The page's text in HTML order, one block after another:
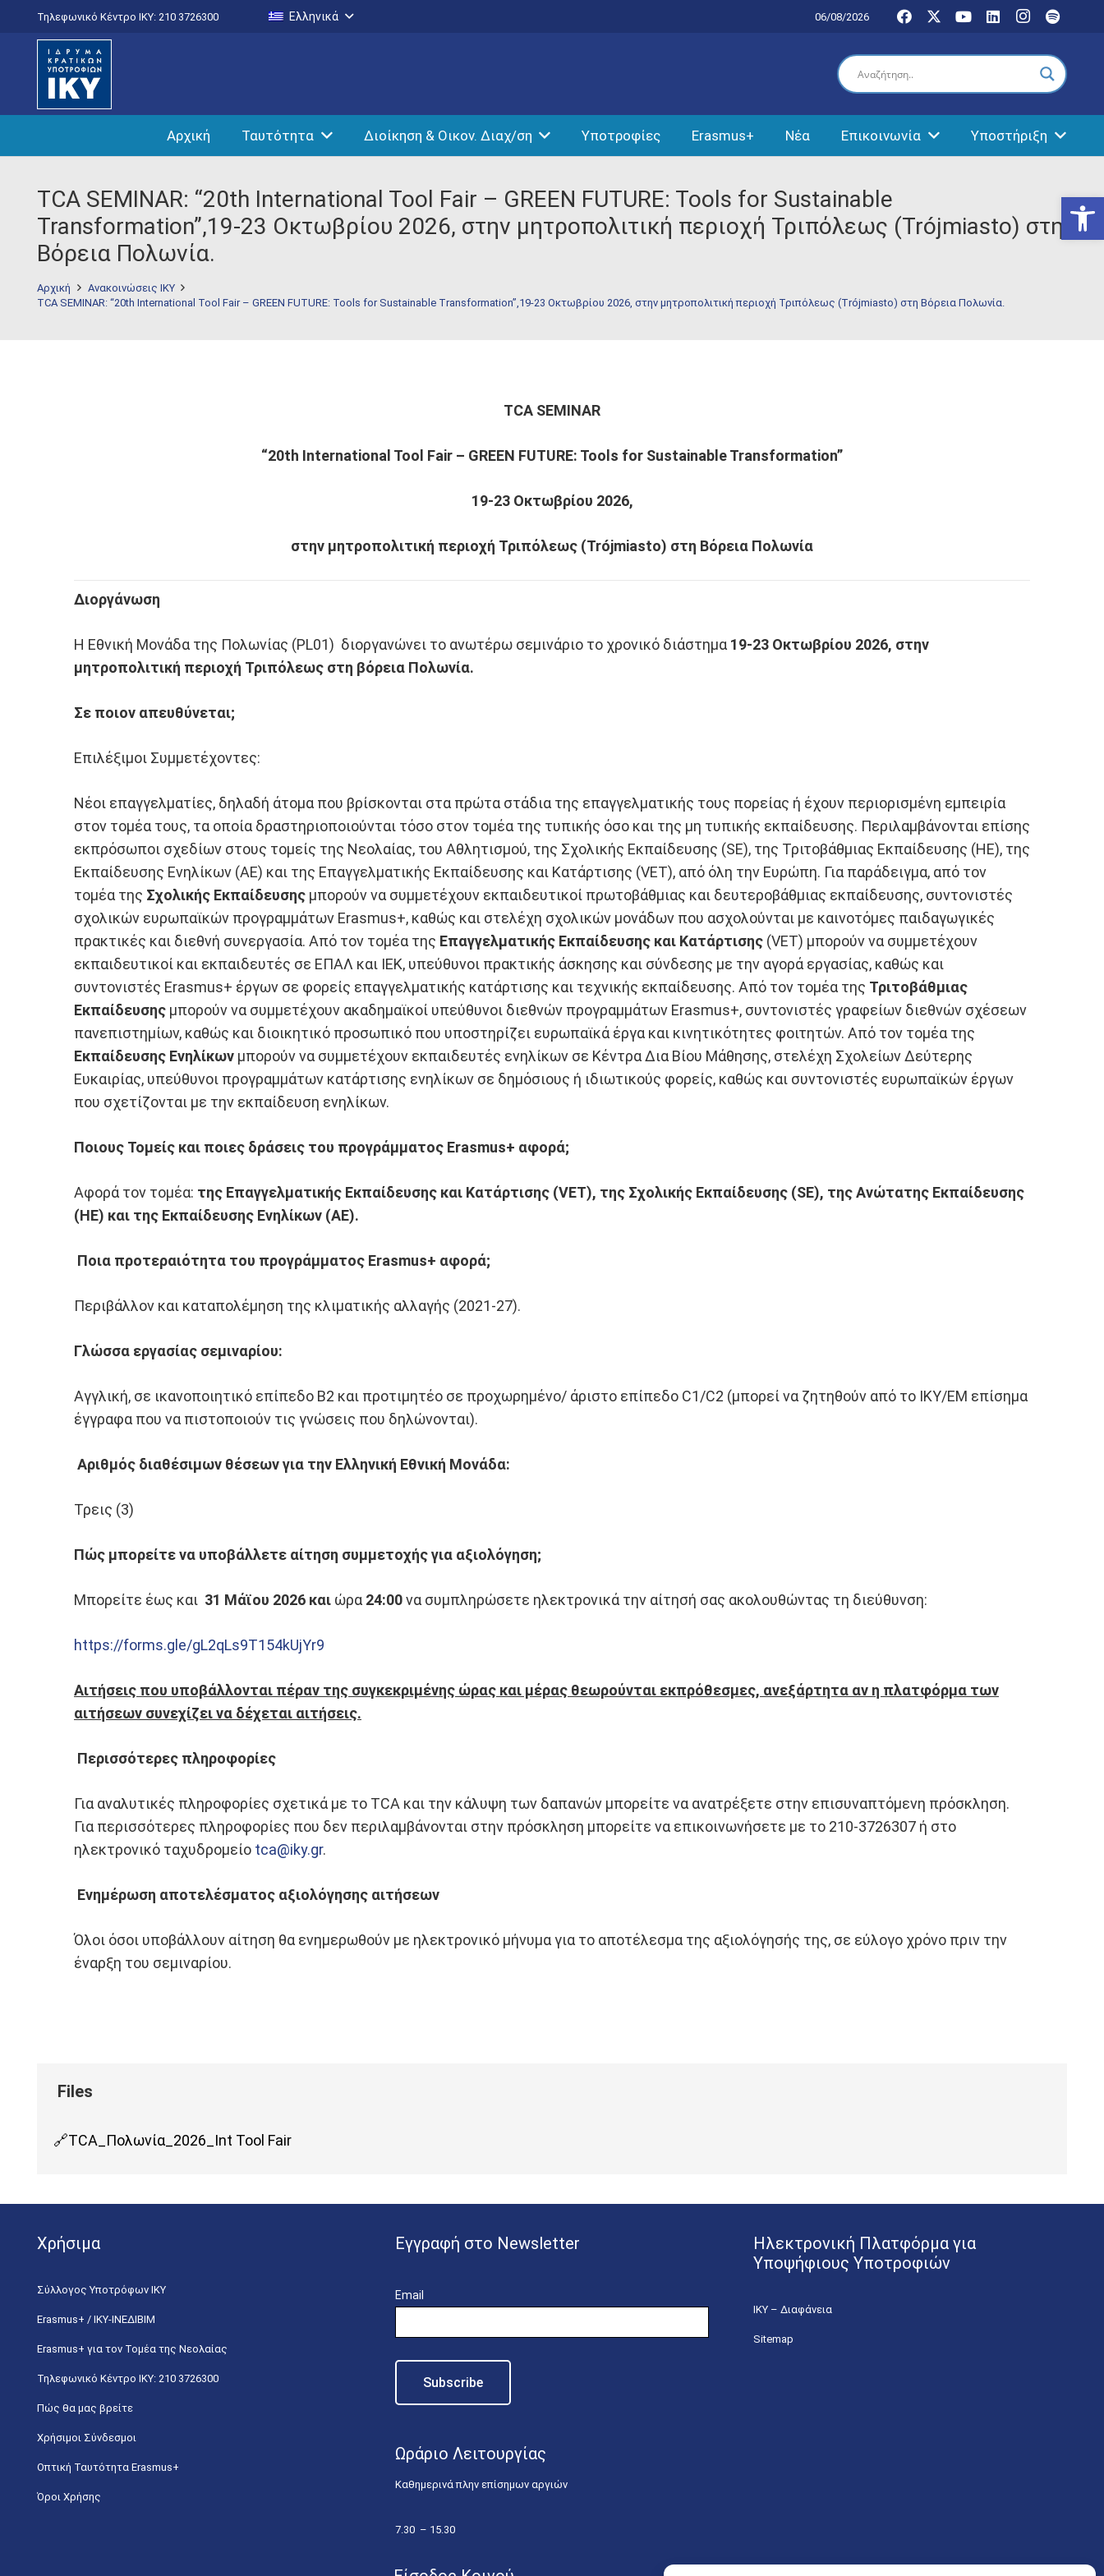
Τηλεφωνικό Κέντρο IKY: 210 3726300 Ελληνικά 06/08/2026
Αρχική Ταυτότητα Διοίκηση & Οικον. Διαχ/ση Υποτροφίες Erasmus+ Νέα Επικοινωνία Υποστήριξη
TCA SEMINAR: “20th International Tool Fair – GREEN FUTURE: Tools for Sustainable
Transformation”,19-23 Οκτωβρίου 2026, στην μητροπολιτική περιοχή Τριπόλεως (Trójmiasto) στη
Bόρεια Πολωνία.
Αρχική
Ανακοινώσεις ΙΚΥ
TCA SEMINAR: “20th International Tool Fair – GREEN FUTURE: Tools for Sustainable Transformation”,19-23 Οκτωβρίου 2026, στην μητροπολιτική περιοχή Τριπόλεως (Trójmiasto) στη Bόρεια Πολωνία.
TCA SEMINAR
“20th International Tool Fair – GREEN FUTURE: Tools for Sustainable Transformation”
19-23 Οκτωβρίου 2026,
στην μητροπολιτική περιοχή Τριπόλεως (Trójmiasto) στη Bόρεια Πολωνία
Διοργάνωση
Η Εθνική Μονάδα της Πολωνίας (PL01) διοργανώνει το ανωτέρω σεμινάριο το χρονικό διάστημα 19-23 Οκτωβρίου 2026, στην
μητροπολιτική περιοχή Τριπόλεως στη βόρεια Πολωνία.
Σε ποιον απευθύνεται;
Επιλέξιμοι Συμμετέχοντες:
Νέοι επαγγελματίες, δηλαδή άτομα που βρίσκονται στα πρώτα στάδια της επαγγελματικής τους πορείας ή έχουν περιορισμένη εμπειρία
στον τομέα τους, τα οποία δραστηριοποιούνται τόσο στον τομέα της τυπικής όσο και της μη τυπικής εκπαίδευσης. Περιλαμβάνονται επίσης
εκπρόσωποι σχεδίων στους τομείς της Νεολαίας, του Αθλητισμού, της Σχολικής Εκπαίδευσης (SE), της Τριτοβάθμιας Εκπαίδευσης (HE), της
Εκπαίδευσης Ενηλίκων (AE) και της Επαγγελματικής Εκπαίδευσης και Κατάρτισης (VET), από όλη την Ευρώπη. Για παράδειγμα, από τον
τομέα της Σχολικής Εκπαίδευσης μπορούν να συμμετέχουν εκπαιδευτικοί πρωτοβάθμιας και δευτεροβάθμιας εκπαίδευσης, συντονιστές
σχολικών ευρωπαϊκών προγραμμάτων Erasmus+, καθώς και στελέχη σχολικών μονάδων που ασχολούνται με καινοτόμες παιδαγωγικές
πρακτικές και διεθνή συνεργασία. Από τον τομέα της Επαγγελματικής Εκπαίδευσης και Κατάρτισης (VET) μπορούν να συμμετέχουν
εκπαιδευτικοί και εκπαιδευτές σε ΕΠΑΛ και ΙΕΚ, υπεύθυνοι πρακτικής άσκησης και σύνδεσης με την αγορά εργασίας, καθώς και
συντονιστές Erasmus+ έργων σε φορείς επαγγελματικής κατάρτισης και τεχνικής εκπαίδευσης. Από τον τομέα της Τριτοβάθμιας
Εκπαίδευσης μπορούν να συμμετέχουν ακαδημαϊκοί υπεύθυνοι διεθνών προγραμμάτων Erasmus+, συντονιστές γραφείων διεθνών σχέσεων
πανεπιστημίων, καθώς και διοικητικό προσωπικό που υποστηρίζει ευρωπαϊκά έργα και κινητικότητες φοιτητών. Από τον τομέα της
Εκπαίδευσης Ενηλίκων μπορούν να συμμετέχουν εκπαιδευτές ενηλίκων σε Κέντρα Δια Βίου Μάθησης, στελέχη Σχολείων Δεύτερης
Ευκαιρίας, υπεύθυνοι προγραμμάτων κατάρτισης ενηλίκων σε δημόσιους ή ιδιωτικούς φορείς, καθώς και συντονιστές ευρωπαϊκών έργων
που σχετίζονται με την εκπαίδευση ενηλίκων.
Ποιους Τομείς και ποιες δράσεις του προγράμματος Erasmus+ αφορά;
Αφορά τον τομέα: της Επαγγελματικής Εκπαίδευσης και Κατάρτισης (VET), της Σχολικής Εκπαίδευσης (SE), της Ανώτατης Εκπαίδευσης
(ΗΕ) και της Εκπαίδευσης Ενηλίκων (ΑΕ).
Ποια προτεραιότητα του προγράμματος Erasmus+ αφορά;
Περιβάλλον και καταπολέμηση της κλιματικής αλλαγής (2021-27).
Γλώσσα εργασίας σεμιναρίου:
Αγγλική, σε ικανοποιητικό επίπεδο Β2 και προτιμητέο σε προχωρημένο/ άριστο επίπεδο C1/C2 (μπορεί να ζητηθούν από το ΙΚΥ/ΕΜ επίσημα
έγγραφα που να πιστοποιούν τις γνώσεις που δηλώνονται).
Αριθμός διαθέσιμων θέσεων για την Ελληνική Εθνική Μονάδα:
Τρεις (3)
Πώς μπορείτε να υποβάλλετε αίτηση συμμετοχής για αξιολόγηση;
Μπορείτε έως και 31 Μάϊου 2026 και ώρα 24:00να συμπληρώσετε ηλεκτρονικά την αίτησή σας ακολουθώντας τη διεύθυνση:
https://forms.gle/gL2qLs9T154kUjYr9
Αιτήσεις που υποβάλλονται πέραν της συγκεκριμένης ώρας και μέρας θεωρούνται εκπρόθεσμες, ανεξάρτητα αν η πλατφόρμα των
αιτήσεων συνεχίζει να δέχεται αιτήσεις.
Περισσότερες πληροφορίες
Για αναλυτικές πληροφορίες σχετικά με το TCA και την κάλυψη των δαπανών μπορείτε να ανατρέξετε στην επισυναπτόμενη πρόσκληση.
Για περισσότερες πληροφορίες που δεν περιλαμβάνονται στην πρόσκληση μπορείτε να επικοινωνήσετε με το 210-3726307 ή στο
ηλεκτρονικό ταχυδρομείο tca@iky.gr.
Ενημέρωση αποτελέσματος αξιολόγησης αιτήσεων
Όλοι όσοι υποβάλλουν αίτηση θα ενημερωθούν με ηλεκτρονικό μήνυμα για το αποτέλεσμα της αξιολόγησής της, σε εύλογο χρόνο πριν την
έναρξη του σεμιναρίου.
TCA_Πολωνία_2026_Int Tool Fair
Χρήσιμα
Σύλλογος Υποτρόφων ΙΚΥ
Erasmus+ / ΙΚΥ-ΙΝΕΔΙΒΙΜ
Erasmus+ για τον Τομέα της Νεολαίας
Τηλεφωνικό Κέντρο IKY: 210 3726300
Πώς θα μας βρείτε
Χρήσιμοι Σύνδεσμοι
Οπτική Ταυτότητα Erasmus+
Όροι Χρήσης
Εγγραφή στο Newsletter
Email
Ωράριο Λειτουργίας
Καθημερινά πλην επίσημων αργιών
7.30 – 15.30
Ηλεκτρονική Πλατφόρμα για
Υποψήφιους Υποτροφιών
ΙΚΥ – Διαφάνεια
Sitemap